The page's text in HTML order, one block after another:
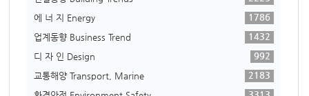
에 너 지 Energy
1786
업계동향 Business Trend
1432
디 자 인 Design
992
교통해양 Transport, Marine
2183